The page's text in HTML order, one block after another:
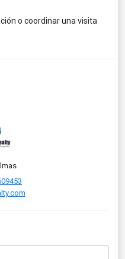
o coordinar una visita